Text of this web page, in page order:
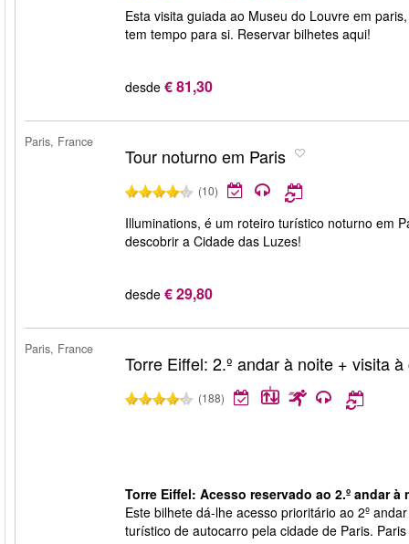
Esta visita guiada ao Museu do Louvre em
tem tempo para si. Reservar bilhetes aqui!
desde € 81,30
Paris, France
Tour noturno em Paris
(10)
Illuminations, é um roteiro turístico noturno em
descobrir a Cidade das Luzes!
desde € 29,80
Paris, France
Torre Eiffel: 2.º andar à noite + visita
(188)
Torre Eiffel: Acesso reservado ao 2.º andar
Este bilhete dá-lhe acesso prioritário ao 2º
turístico de autocarro pela cidade de Paris.